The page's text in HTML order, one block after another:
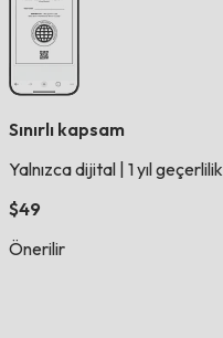
Sınırlı kapsam
Yalnızca dijital 1 yıl geçerlilik
$49
Önerilir